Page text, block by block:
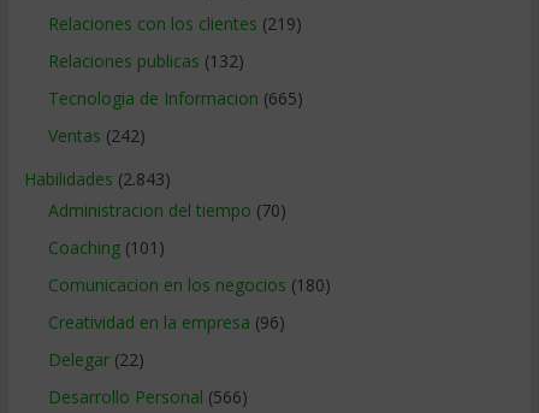
Relaciones con los clientes (219)
Relaciones publicas (132)
Tecnologia de Informacion (665)
Ventas (242)
Habilidades (2.843)
Administracion del tiempo (70)
Coaching(101)
Comunicacion en los negocios (180)
Creatividad en la empresa (96)
Delegar(22)
Desarrollo Personal (566)